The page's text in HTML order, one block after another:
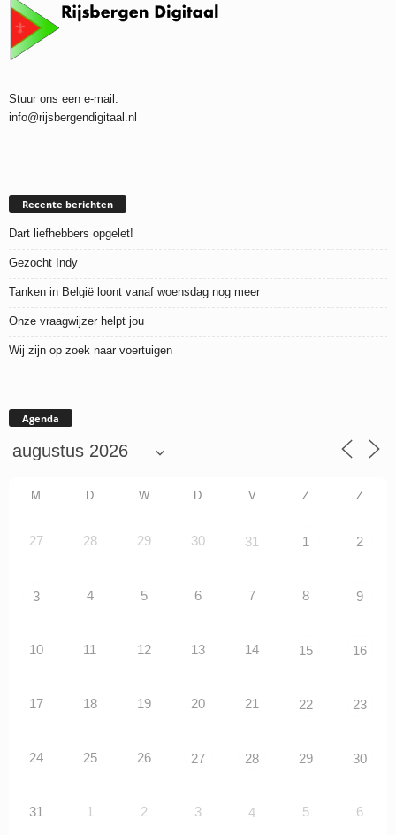
Stuur ons een e-mail:
info@rijsbergendigitaal.nl
Recente berichten
Dart liefhebbers opgelet!
Gezocht Indy
Tanken in België loont vanaf woensdag nog meer
Onze vraagwijzer helpt jou
Wij zijn op zoek naar voertuigen
Agenda
M D W D V Z Z
27 28 29 30 31 1 2
3 4 5 6 7 8 9
10 11 12 13 14 15 16
17 18 19 20 21 22 23
24 25 26 27 28 29 30
31 1 2 3 4 5 6